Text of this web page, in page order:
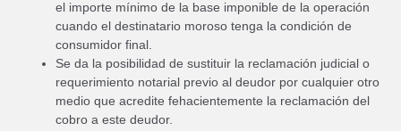
el importe mínimo de la base imponible de la operación
cuando el destinatario moroso tenga la condición de
consumidor final.
Se da la posibilidad de sustituir la reclamación judicial o
requerimiento notarial previo al deudor por cualquier otro
medio que acredite fehacientemente la reclamación del
cobro a este deudor.